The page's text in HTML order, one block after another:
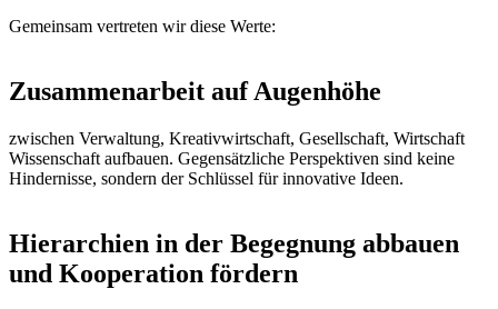
Gemeinsam vertreten wir diese Werte:
Zusammenarbeit auf Augenhöhe
zwischen Verwaltung, Kreativwirtschaft, Gesellschaft, Wirtschaft
Wissenschaft aufbauen. Gegensätzliche Perspektiven sind keine
Hindernisse, sondern der Schlüssel für innovative Ideen.
Hierarchien in der Begegnung abbauen
und Kooperation fördern